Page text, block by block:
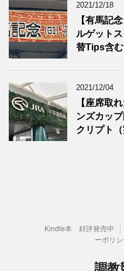
2021/12/18
【有馬記
ルゲット
替Tips含む
2021/12/04
【座席取
ンズカッ
クリプト
Kindle本 好評発売中
ーポリシ